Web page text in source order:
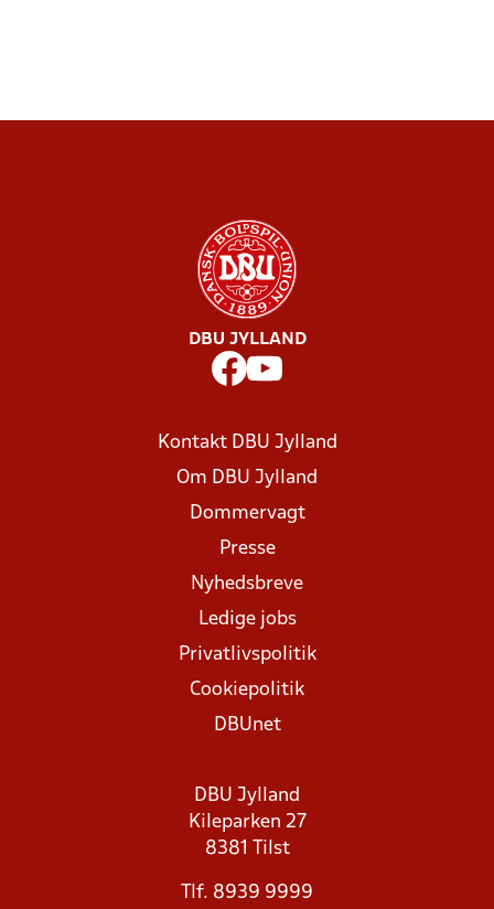
DBU JYLLAND
Kontakt DBU Jylland
Om DBU Jylland
Dommervagt
Presse
Nyhedsbreve
Ledige jobs
Privatlivspolitik
Cookiepolitik
DBUnet
DBU Jylland
Kileparken 27
8381 Tilst
Tlf. 8939 9999